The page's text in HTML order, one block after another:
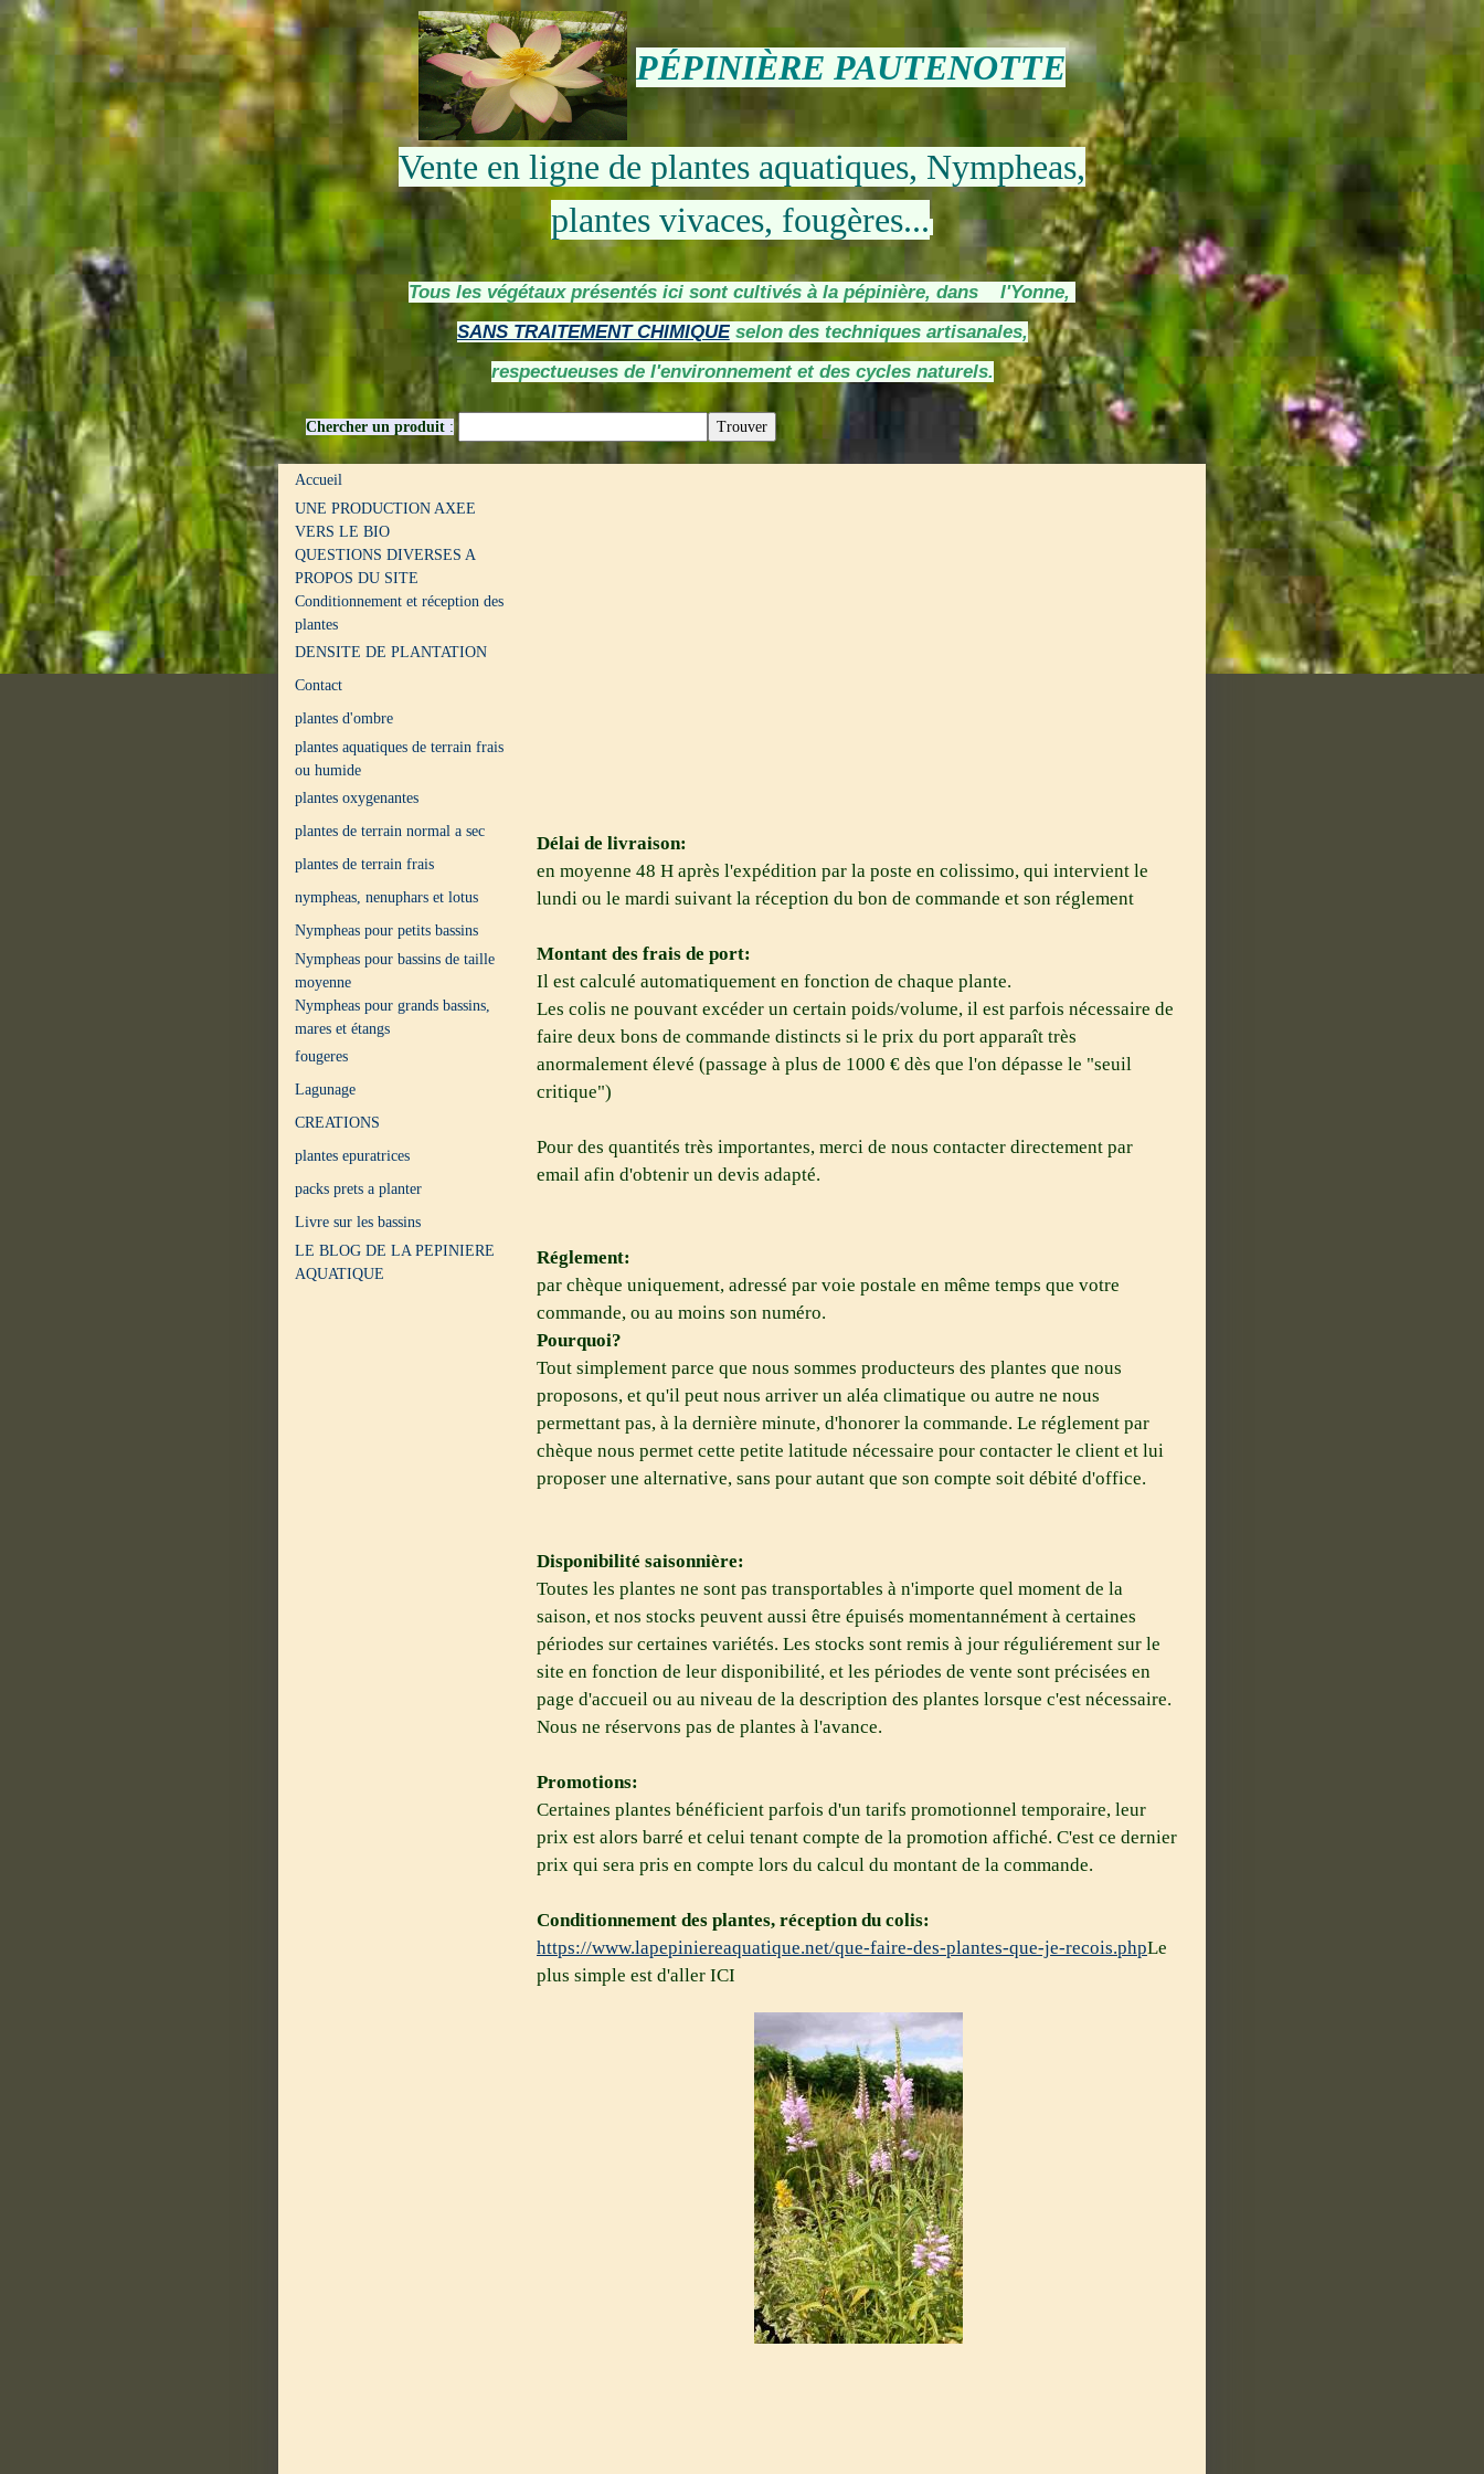
PÉPINIÈRE PAUTENOTTE
Vente en ligne de plantes aquatiques, Nympheas,
plantes vivaces, fougères...
Tous les végétaux présentés ici sont cultivés à la pépinière, dans l'Yonne,
SANS TRAITEMENT CHIMIQUEselon des techniques artisanales,
respectueuses de l'environnement et des cycles naturels.
Chercher un produit :
Accueil
UNE PRODUCTION AXEE
VERS LE BIO
QUESTIONS DIVERSES A
PROPOS DU SITE
Conditionnement et réception des
plantes
DENSITE DE PLANTATION
Contact
plantes d'ombre
plantes aquatiques de terrain frais
ou humide
plantes oxygenantes
plantes de terrain normal a sec
plantes de terrain frais
nympheas, nenuphars et lotus
Nympheas pour petits bassins
Nympheas pour bassins de taille
moyenne
Nympheas pour grands bassins,
mares et étangs
fougeres
Lagunage
CREATIONS
plantes epuratrices
packs prets a planter
Livre sur les bassins
LE BLOG DE LA PEPINIERE
AQUATIQUE
Délai de livraison:
en moyenne 48 H après l'expédition par la poste en colissimo, qui intervient le
lundi ou le mardi suivant la réception du bon de commande et son réglement
Montant des frais de port:
Il est calculé automatiquement en fonction de chaque plante.
Les colis ne pouvant excéder un certain poids/volume, il est parfois nécessaire de
faire deux bons de commande distincts si le prix du port apparaît très
anormalement élevé (passage à plus de 1000 € dès que l'on dépasse le "seuil
critique")
Pour des quantités très importantes, merci de nous contacter directement par
email afin d'obtenir un devis adapté.
Réglement:
par chèque uniquement, adressé par voie postale en même temps que votre
commande, ou au moins son numéro.
Pourquoi?
Tout simplement parce que nous sommes producteurs des plantes que nous
proposons, et qu'il peut nous arriver un aléa climatique ou autre ne nous
permettant pas, à la dernière minute, d'honorer la commande. Le réglement par
chèque nous permet cette petite latitude nécessaire pour contacter le client et lui
proposer une alternative, sans pour autant que son compte soit débité d'office.
Disponibilité saisonnière:
Toutes les plantes ne sont pas transportables à n'importe quel moment de la
saison, et nos stocks peuvent aussi être épuisés momentannément à certaines
périodes sur certaines variétés. Les stocks sont remis à jour réguliérement sur le
site en fonction de leur disponibilité, et les périodes de vente sont précisées en
page d'accueil ou au niveau de la description des plantes lorsque c'est nécessaire.
Nous ne réservons pas de plantes à l'avance.
Promotions:
Certaines plantes bénéficient parfois d'un tarifs promotionnel temporaire, leur
prix est alors barré et celui tenant compte de la promotion affiché. C'est ce dernier
prix qui sera pris en compte lors du calcul du montant de la commande.
Conditionnement des plantes, réception du colis:
https://www.lapepiniereaquatique.net/que-faire-des-plantes-que-je-recois.phpLe
plus simple est d'aller ICI